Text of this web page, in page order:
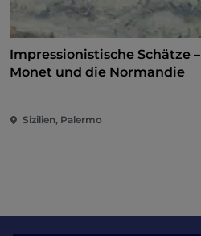
Impressionistische Schätze –
Monet und die Normandie
Sizilien, Palermo